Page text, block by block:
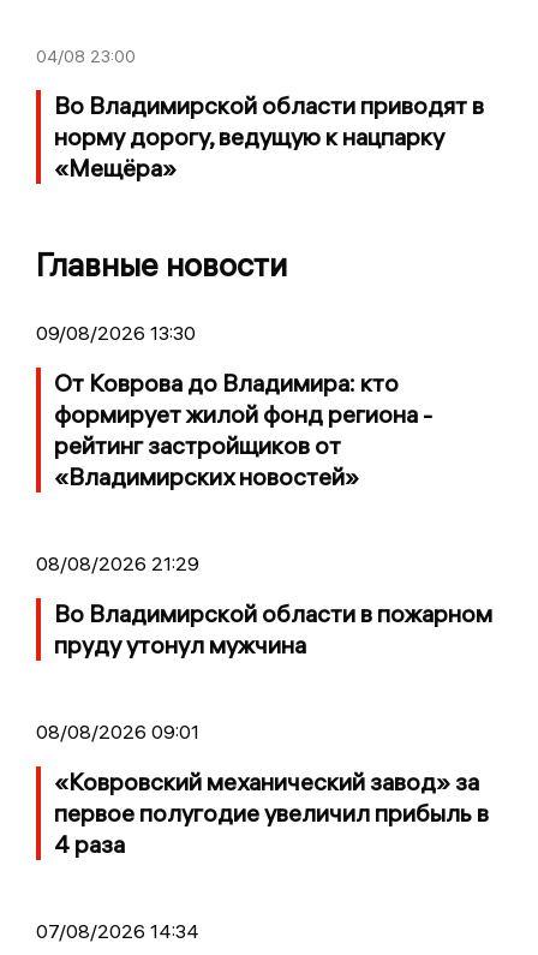
04/08 23:00
Во Владимирской области приводят в
норму дорогу, ведущую к нацпарку
«Мещёра»
Главные новости
09/08/2026 13:30
От Коврова до Владимира: кто
формирует жилой фонд региона -
рейтинг застройщиков от
«Владимирских новостей»
08/08/2026 21:29
Во Владимирской области в пожарном
пруду утонул мужчина
08/08/2026 09:01
«Ковровский механический завод» за
первое полугодие увеличил прибыль в
4 раза
07/08/2026 14:34